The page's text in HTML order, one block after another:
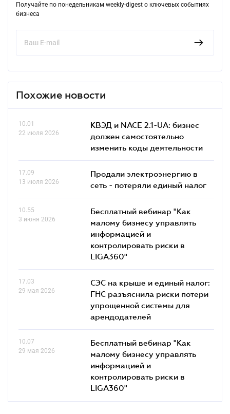
Получайте по понедельникам weekly-digest о ключевых событиях
бизнеса
Похожие новости
10.01
22 июля 2026
КВЭД и NACE 2.1-UA: бизнес
должен самостоятельно
изменить коды деятельности
17.09
13 июля 2026
Продали электроэнергию в
сеть - потеряли единый налог
10.55
3 июня 2026
Бесплатный вебинар "Как
малому бизнесу управлять
информацией и
контролировать риски в
LIGA360"
17.03
29 мая 2026
СЭС на крыше и единый налог:
ГНС разъяснила риски потери
упрощенной системы для
арендодателей
10.07
29 мая 2026
Бесплатный вебинар "Как
малому бизнесу управлять
информацией и
контролировать риски в
LIGA360"